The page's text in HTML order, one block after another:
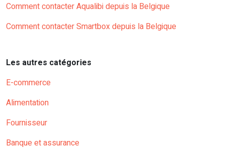
Comment contacter Aqualibi depuis la Belgique
Comment contacter Smartbox depuis la Belgique
Les autres catégories
E-commerce
Alimentation
Fournisseur
Banque et assurance